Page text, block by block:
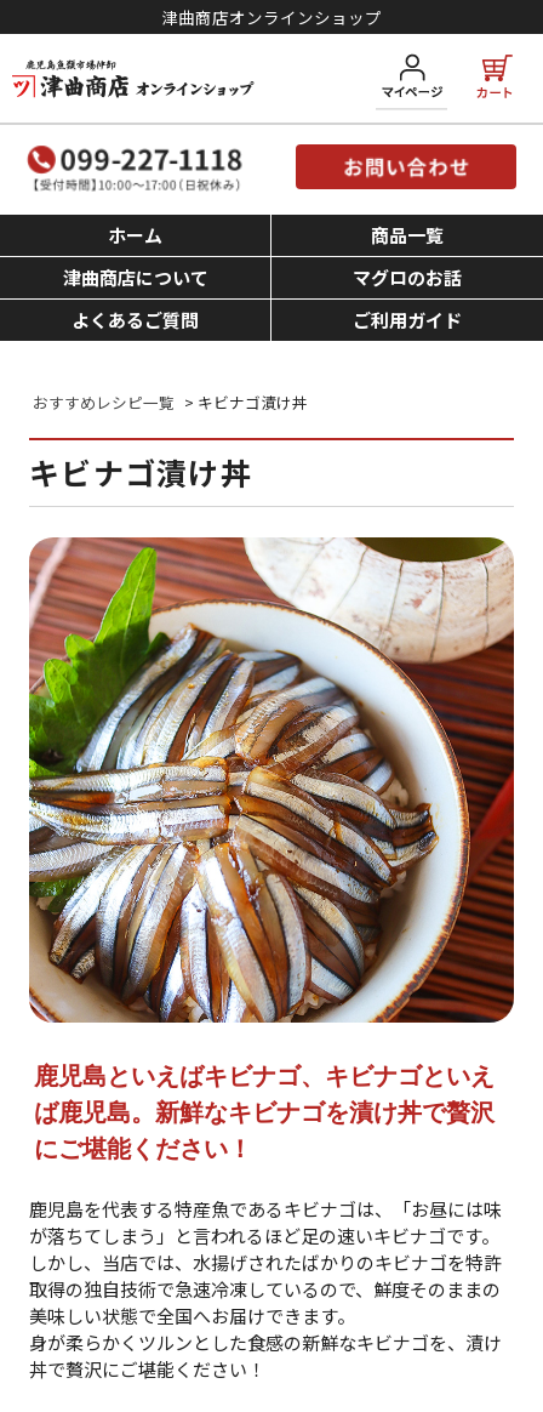
津曲商店オンラインショップ
ホーム
商品一覧
津曲商店について
マグロのお話
よくあるご質問
ご利用ガイド
おすすめレシピ一覧 > キビナゴ漬け丼
キビナゴ漬け丼
鹿児島といえばキビナゴ、キビナゴといえ
ば鹿児島。新鮮なキビナゴを漬け丼で贅沢
にご堪能ください！
鹿児島を代表する特産魚であるキビナゴは、「お昼には味
が落ちてしまう」と言われるほど足の速いキビナゴです。
しかし、当店では、水揚げされたばかりのキビナゴを特許
取得の独自技術で急速冷凍しているので、鮮度そのままの
美味しい状態で全国へお届けできます。
身が柔らかくツルンとした食感の新鮮なキビナゴを、漬け
丼で贅沢にご堪能ください！